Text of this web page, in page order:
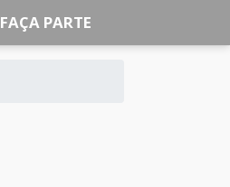
FAÇA PARTE